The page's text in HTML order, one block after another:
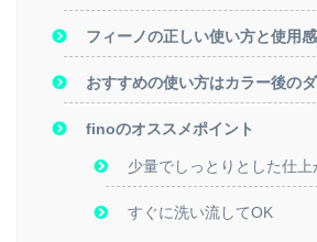
フィーノの正しい使い方と使用
おすすめの使い方はカラー後の
finoのオススメポイント
少量でしっとりとした仕上
すぐに洗い流してOK